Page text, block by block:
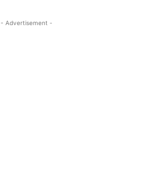
- Advertisement -